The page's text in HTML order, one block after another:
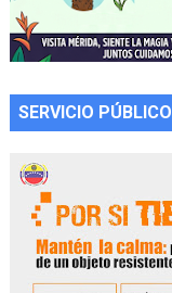
SERVICIO PÚBLICO